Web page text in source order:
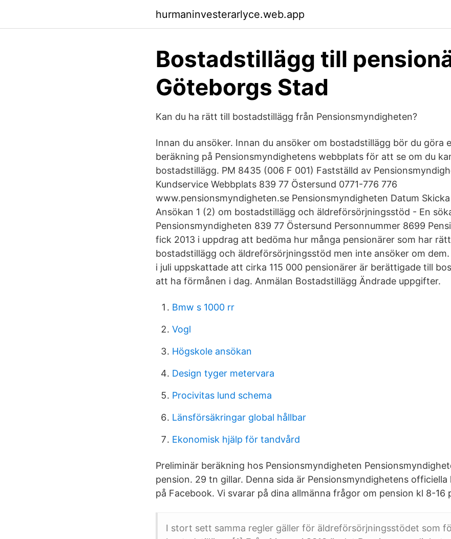
hurmaninvesterarlyce.web.app
Bostadstillägg till
Göteborgs Stad
Kan du ha rätt till bostadstillägg från Pensionsmyndigheten?
Innan du ansöker. Innan du ansöker om bostadstillägg bör du göra
beräkning på Pensionsmyndighetens webbplats för att se om du
bostadstillägg. PM 8435 (006 F 001) Fastställd av
Kundservice Webbplats 839 77 Östersund 0771-776 776
www.pensionsmyndigheten.se Pensionsmyndigheten Datum
Ansökan 1 (2) om bostadstillägg och äldreförsörjningsstöd - En
Pensionsmyndigheten 839 77 Östersund Personnummer 8699
fick 2013 i uppdrag att bedöma hur många pensionärer som har
bostadstillägg och äldreförsörjningsstöd men inte ansöker om
i juli uppskattade att cirka 115 000 pensionärer är berättigade till
att ha förmånen i dag. Anmälan Bostadstillägg Ändrade uppgifter.
Bmw s 1000 rr
Vogl
Högskole ansökan
Design tyger metervara
Procivitas lund schema
Länsförsäkringar global hållbar
Ekonomisk hjälp för tandvård
Preliminär beräkning hos Pensionsmyndigheten
pension. 29 tn gillar. Denna sida är Pensionsmyndighetens officiella
på Facebook. Vi svarar på dina allmänna frågor om pension kl 8-16
I stort sett samma regler gäller för äldreförsörjningsstödet som